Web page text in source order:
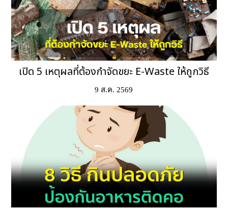
เปิด 5 เหตุผลที่ต้องกำจัดขยะ E-Waste ให้ถูกวิธี
9 ส.ค. 2569